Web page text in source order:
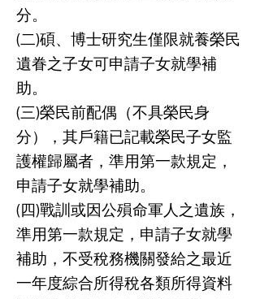
分。
(二)碩、博士研究生僅限就養榮民
遺眷之子女可申請子女就學補
助。
(三)榮民前配偶（不具榮民身
分），其戶籍已記載榮民子女監
護權歸屬者，準用第一款規定，
申請子女就學補助。
(四)戰訓或因公殞命軍人之遺族，
準用第一款規定，申請子女就學
補助，不受稅務機關發給之最近
一年度綜合所得稅各類所得資料